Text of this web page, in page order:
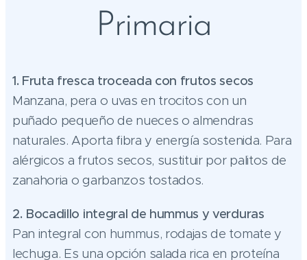
Primaria
1. Fruta fresca troceada con frutos secos
Manzana, pera o uvas en trocitos con un
puñado pequeño de nueces o almendras
naturales. Aporta fibra y energía sostenida. Para
alérgicos a frutos secos, sustituir por palitos de
zanahoria o garbanzos tostados.
2. Bocadillo integral de hummus y verduras
Pan integral con hummus, rodajas de tomate y
lechuga. Es una opción salada rica en proteína